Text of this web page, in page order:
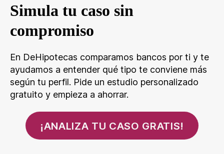
Simula tu caso sin
compromiso
En DeHipotecas comparamos bancos por ti y te
ayudamos a entender qué tipo te conviene más
según tu perfil. Pide un estudio personalizado
gratuito y empieza a ahorrar.
¡ANALIZA TU CASO GRATIS!